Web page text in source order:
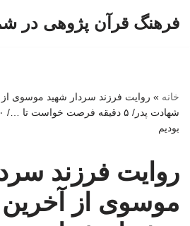
فرهنگ قرآن پژوهی در
خانه » روایت فرزند سردار شهید موسوی
بودیم
روایت فرزند
موسوی از